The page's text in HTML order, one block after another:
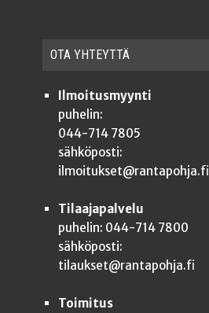
OTA YHTEYT­TÄ
Ilmoitusmyynti
puhelin:
044-714 7805
sähköposti:
ilmoitukset@rantapohja.fi
Tilaajapalvelu
puhelin: 044-714 7800
sähköposti:
tilaukset@rantapohja.fi
Toimitus